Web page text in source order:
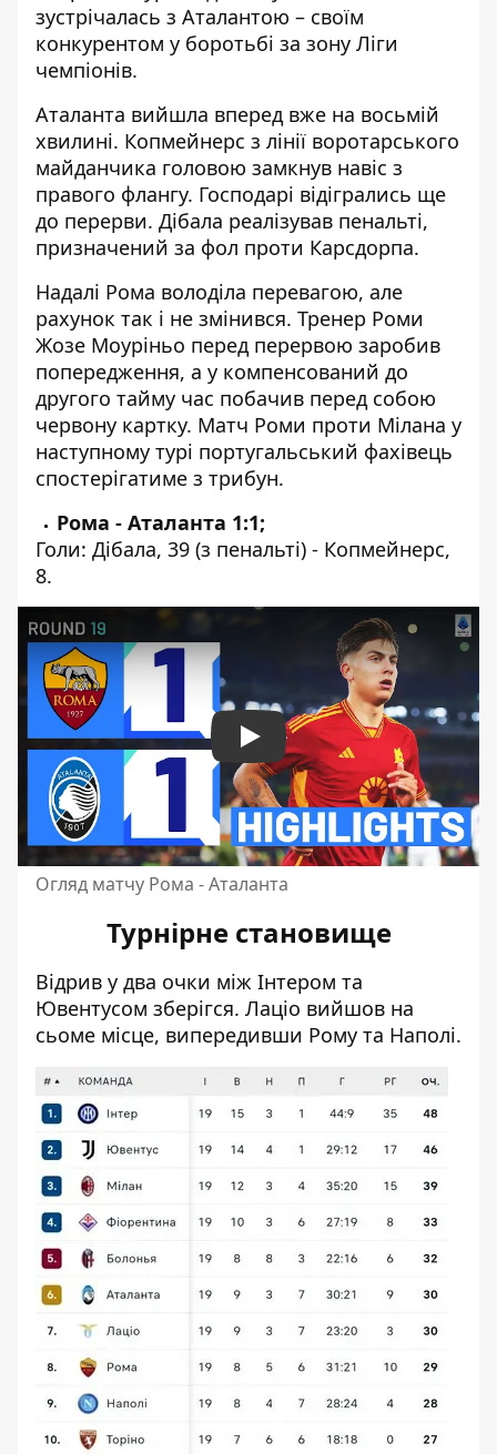
зустрічалась з Аталантою – своїм
конкурентом у боротьбі за зону Ліги
чемпіонів.
Аталанта вийшла вперед вже на восьмій
хвилині. Копмейнерс з лінії воротарського
майданчика головою замкнув навіс з
правого флангу. Господарі відігрались ще
до перерви. Дібала реалізував пенальті,
призначений за фол проти Карсдорпа.
Надалі Рома володіла перевагою, але
рахунок так і не змінився. Тренер Роми
Жозе Моуріньо перед перервою заробив
попередження, а у компенсований до
другого тайму час побачив перед собою
червону картку. Матч Роми проти Мілана у
наступному турі португальський фахівець
спостерігатиме з трибун.
Рома - Аталанта 1:1;
Голи: Дібала, 39 (з пенальті) - Копмейнерс,
8.
Play
Огляд матчу Рома - Аталанта
Турнірне становище
Відрив у два очки між Інтером та
Ювентусом зберігся. Лаціо вийшов на
сьоме місце, випередивши Рому та Наполі.